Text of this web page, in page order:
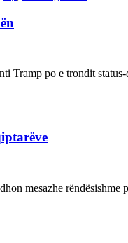
Tramp po e trondit
mesazhe